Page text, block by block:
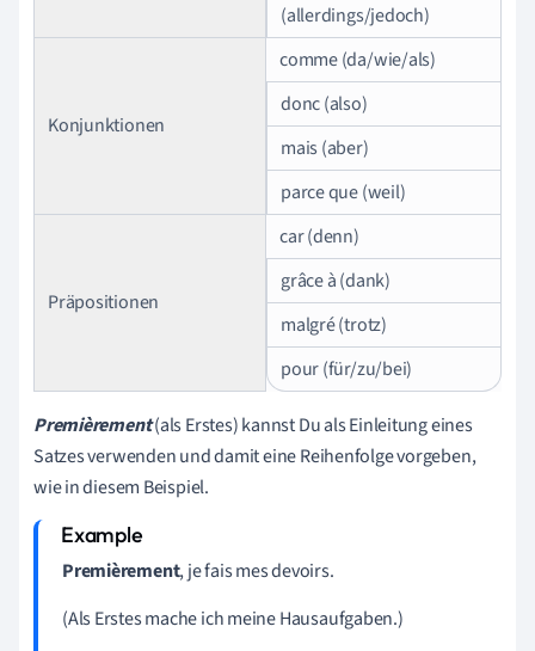
(allerdings/jedoch)
Konjunktionen
comme (da/wie/als)
donc (also)
mais (aber)
parce que (weil)
Präpositionen
car (denn)
grâce à (dank)
malgré (trotz)
pour (für/zu/bei)
Premièrement(als Erstes) kannst Du als Einleitung eines
Satzes verwenden und damit eine Reihenfolge vorgeben,
wie in diesem Beispiel.
Premièrement, je fais mes devoirs.
(Als Erstes mache ich meine Hausaufgaben.)